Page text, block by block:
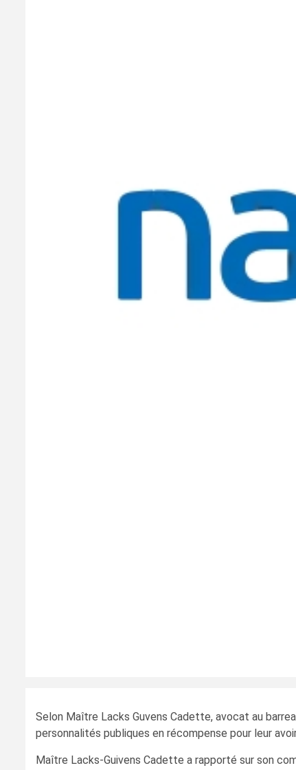
Selon Maître Lacks Guvens Cadette, avocat au
personnalités publiques en récompense pour leur
Maître Lacks-Guivens Cadette a rapporté sur son